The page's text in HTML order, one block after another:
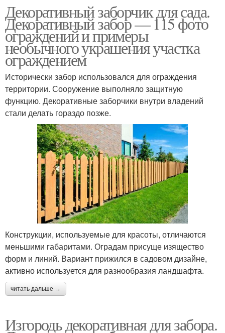
Декоративный заборчик для сада.
Декоративный забор — 115 фото
ограждений и примеры
необычного украшения участка
ограждением
Исторически забор использовался для ограждения
территории. Сооружение выполняло защитную
функцию. Декоративные заборчики внутри владений
стали делать гораздо позже.
Конструкции, используемые для красоты, отличаются
меньшими габаритами. Оградам присуще изящество
форм и линий. Вариант прижился в садовом дизайне,
активно используется для разнообразия ландшафта.
читать дальше →
Изгородь декоративная для забора.